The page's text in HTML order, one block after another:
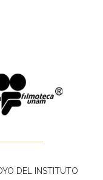
DEL INSTITUTO